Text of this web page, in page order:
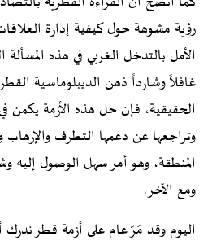
رؤية مشوهة حول كيفية إدارة
الأمل بالتدخل الغربي في هذه
غافلاً وشارداً ذهن الديبلوماسية
الحقيقية، فإن حل هذه الأزمة يكمن
وتراجعها عن دعمها التطرف والإرهاب
المنطقة، وهو أمر سهل الوصول
ومع الآخر.
اليوم وقد مَرّ عام على أزمة قطر ندرك